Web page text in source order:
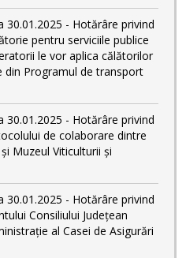
30.01.2025 - Hotărâre privind
pentru serviciile publice
le vor aplica călătorilor
din Programul de transport
30.01.2025 - Hotărâre privind
de colaborare dintre
Muzeul Viticulturii și
30.01.2025 - Hotărâre privind
Consiliului Județean
al Casei de Asigurări